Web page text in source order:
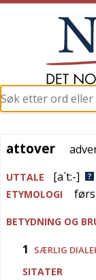
attover
attover
UTTALE [a´t:-]
ETYMOLOGI
BETYDNING OG
1 SÆRLIG
SITATER